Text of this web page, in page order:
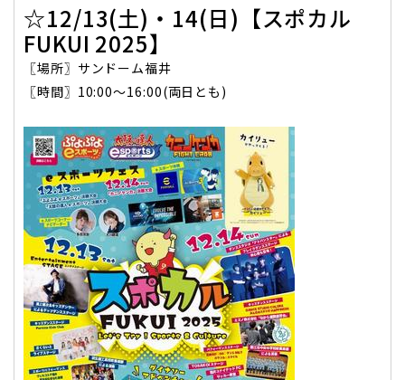
☆12/13(土)・14(日)【スポカル
FUKUI 2025】
〖場所〗サンドーム福井
〖時間〗10:00～16:00(両日とも)